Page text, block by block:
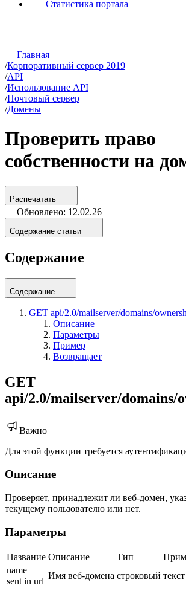
Статистика портала
Главная
/Корпоративный сервер 2019
/API
/Использование API
/Почтовый сервер
/Домены
Проверить право
собственности на
Распечатать
Обновлено: 12.02.26
Содержание статьи
Содержание
Содержание
GET api/2.0/mailserver/domains/
Описание
Параметры
Пример
Возвращает
GET
api/2.0/mailserver/domains/
Важно
Для этой функции требуется
Описание
Проверяет, принадлежит ли веб-домен,
текущему пользователю или нет.
Параметры
Название Описание Тип
name
sent in url
Имя веб-домена строковый текст